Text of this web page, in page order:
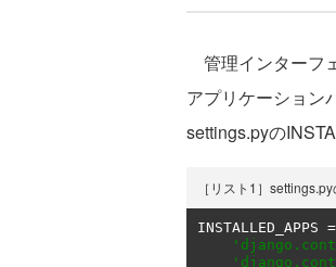
管理インターフ
アプリケーション
settings.pyの
［リスト1］
INSTALLED_APPS =